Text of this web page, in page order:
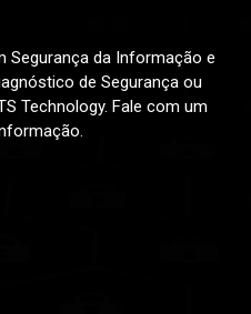
Segurança da Informação e
de Segurança ou
Technology. Fale com um